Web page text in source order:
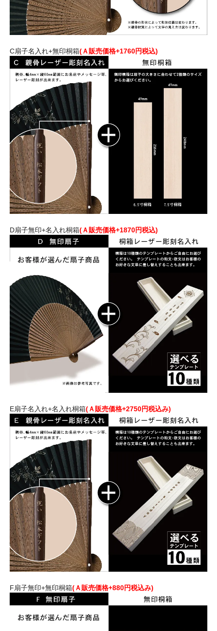
C扇子名入れ+無印桐箱(Ａ販売価格+1760円税込)
D扇子無印+名入れ桐箱(Ａ販売価格+1870円税込)
E扇子名入れ+名入れ桐箱(Ａ販売価格+2750円税込み)
F扇子無印+無印桐箱(Ａ販売価格+880円税込み)